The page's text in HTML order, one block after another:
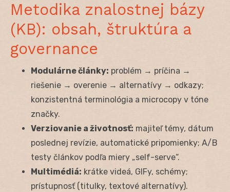
Metodika znalostnej bázy
(KB): obsah, štruktúra a
governance
Modulárne články: problém → príčina →
riešenie → overenie → alternatívy → odkazy;
konzistentná terminológia a microcopy v tóne
značky.
Verziovanie a životnosť: majiteľ témy, dátum
poslednej revízie, automatické pripomienky; A/B
testy článkov podľa miery „self-serve“.
Multimédiá: krátke videá, GIFy, schémy;
prístupnosť (titulky, textové alternatívy).